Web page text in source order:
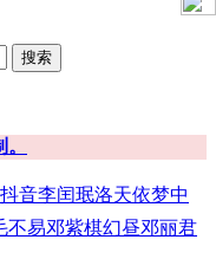
搜索
抖音李闰珉洛天依梦中
不易邓紫棋幻昼邓丽君